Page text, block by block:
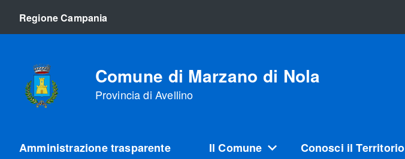
Regione Campania
Comune di Marzano di Nola
Provincia di Avellino
Amministrazione trasparente Il Comune Conosci il Territorio